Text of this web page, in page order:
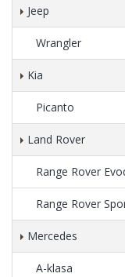
Jeep
Wrangler
Kia
Picanto
Land Rover
Range Rover
Range Rover
Mercedes
A-klasa